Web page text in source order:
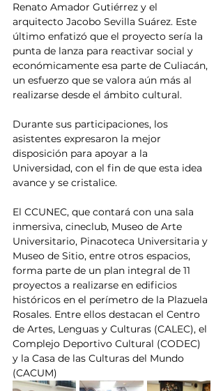
Renato Amador Gutiérrez y el
arquitecto Jacobo Sevilla Suárez. Este
último enfatizó que el proyecto sería la
punta de lanza para reactivar social y
económicamente esa parte de Culiacán,
un esfuerzo que se valora aún más al
realizarse desde el ámbito cultural.
Durante sus participaciones, los
asistentes expresaron la mejor
disposición para apoyar a la
Universidad, con el fin de que esta idea
avance y se cristalice.
El CCUNEC, que contará con una sala
inmersiva, cineclub, Museo de Arte
Universitario, Pinacoteca Universitaria y
Museo de Sitio, entre otros espacios,
forma parte de un plan integral de 11
proyectos a realizarse en edificios
históricos en el perímetro de la Plazuela
Rosales. Entre ellos destacan el Centro
de Artes, Lenguas y Culturas (CALEC), el
Complejo Deportivo Cultural (CODEC)
y la Casa de las Culturas del Mundo
(CACUM)